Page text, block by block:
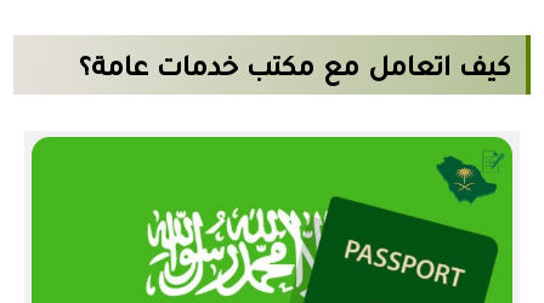
كيف اتعامل مع مكتب خدمات عامة؟